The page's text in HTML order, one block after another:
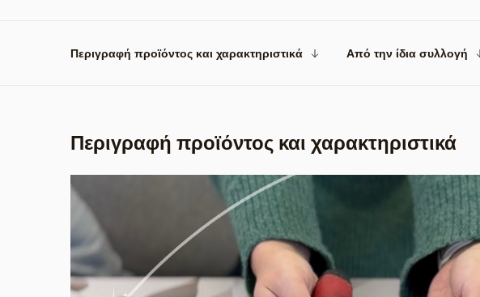
Περιγραφή προϊόντος και χαρακτηριστικά Από την ίδια συλλογή
Περιγραφή προϊόντος και χαρακτηριστικά